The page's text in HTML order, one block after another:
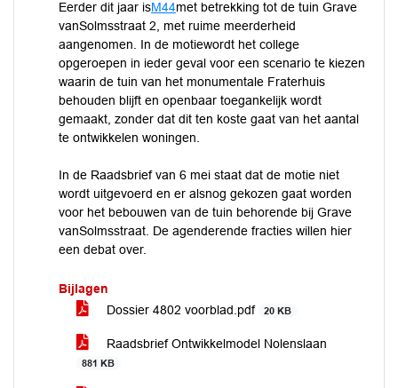
Eerder dit jaar isM44met betrekking tot de tuin Grave
vanSolmsstraat 2, met ruime meerderheid
aangenomen. In de motiewordt het college
opgeroepen in ieder geval voor een scenario te kiezen
waarin de tuin van het monumentale Fraterhuis
behouden blijft en openbaar toegankelijk wordt
gemaakt, zonder dat dit ten koste gaat van het aantal
te ontwikkelen woningen.
In de Raadsbrief van 6 mei staat dat de motie niet
wordt uitgevoerd en er alsnog gekozen gaat worden
voor het bebouwen van de tuin behorende bij Grave
vanSolmsstraat. De agenderende fracties willen hier
een debat over.
Bijlagen
Dossier 4802 voorblad.pdf
20 KB
Raadsbrief Ontwikkelmodel Nolenslaan
881 KB